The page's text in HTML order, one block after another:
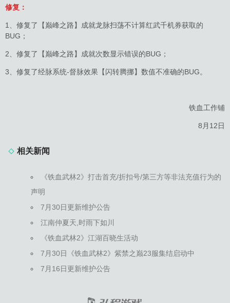
修复：
1、修复了【巅峰之路】成就龙脉扫荡不计算红武千机券获取的
BUG；
2、修复了【巅峰之路】成就次数显示错误的BUG；
3、修复了经脉系统-督脉效果【闪转腾挪】数值不准确的BUG。
铁血工作铺
8月12日
相关新闻
《铁血武林2》打击首充/折扣号/第三方等非法充值行为的
声明
7月30日更新维护公告
江南仲夏天,时雨下如川
《铁血武林2》江湖百晓生活动
7月30日《铁血武林2》紫禁之巅23服集结启动中
7月16日更新维护公告